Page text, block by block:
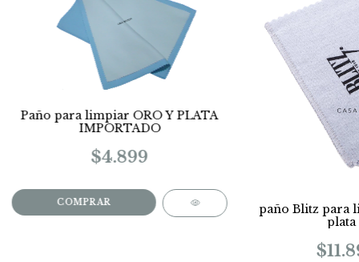
Paño para limpiar ORO Y PLATA
IMPORTADO
$4.899
paño Blitz para